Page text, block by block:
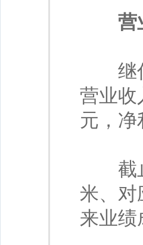
营
继住
营业收
元，净
截止
米、对
来业绩